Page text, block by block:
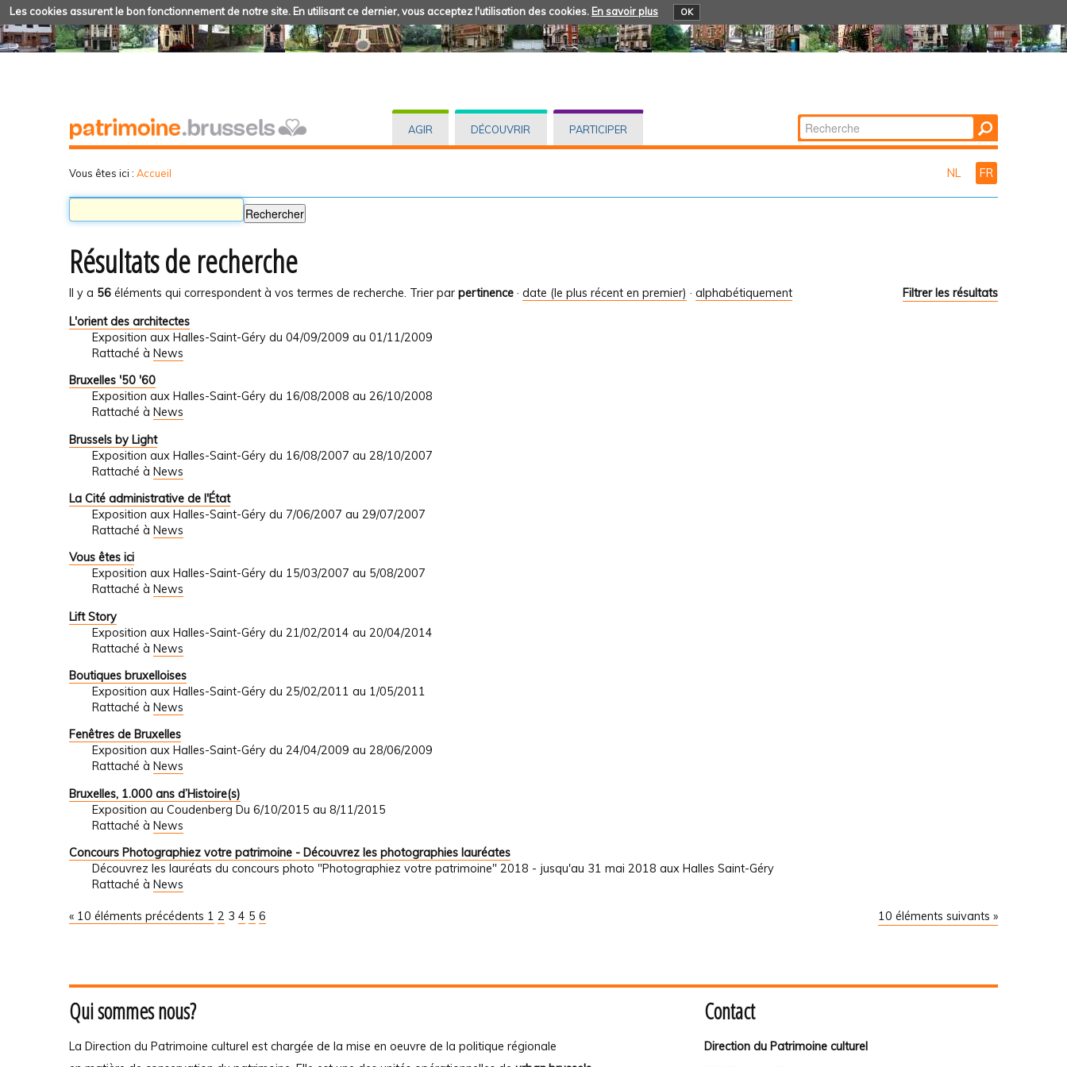
Les cookies assurent le bon fonctionnement de notre site. En utilisant ce dernier, vous acceptez l'utilisation des cookies. En savoir plus OK
AGIR DÉCOUVRIR PARTICIPER Chercher par
Recherche
Vous êtes ici : Accueil NL FR
Résultats de recherche
Il y a 56 éléments qui correspondent à vos termes de recherche. Filtrer les résultats
Trier par pertinence · date (le plus récent en premier) · alphabétiquement
L'orient des architectes
Exposition aux Halles-Saint-Géry du 04/09/2009 au 01/11/2009
Rattaché à News
Bruxelles '50 '60
Exposition aux Halles-Saint-Géry du 16/08/2008 au 26/10/2008
Rattaché à News
Brussels by Light
Exposition aux Halles-Saint-Géry du 16/08/2007 au 28/10/2007
Rattaché à News
La Cité administrative de l'État
Exposition aux Halles-Saint-Géry du 7/06/2007 au 29/07/2007
Rattaché à News
Vous êtes ici
Exposition aux Halles-Saint-Géry du 15/03/2007 au 5/08/2007
Rattaché à News
Lift Story
Exposition aux Halles-Saint-Géry du 21/02/2014 au 20/04/2014
Rattaché à News
Boutiques bruxelloises
Exposition aux Halles-Saint-Géry du 25/02/2011 au 1/05/2011
Rattaché à News
Fenêtres de Bruxelles
Exposition aux Halles-Saint-Géry du 24/04/2009 au 28/06/2009
Rattaché à News
Bruxelles, 1.000 ans d’Histoire(s)
Exposition au Coudenberg Du 6/10/2015 au 8/11/2015
Rattaché à News
Concours Photographiez votre patrimoine - Découvrez les photographies lauréates
Découvrez les lauréats du concours photo "Photographiez votre patrimoine" 2018 - jusqu'au 31 mai 2018 aux Halles Saint-Géry
Rattaché à News
« 10 éléments précédents 10 éléments suivants »
1 2 3 4 5 6
Qui sommes nous?
La Direction du Patrimoine culturel est chargée de la mise en oeuvre de la politique régionale
Contact
Direction du Patrimoine culturel